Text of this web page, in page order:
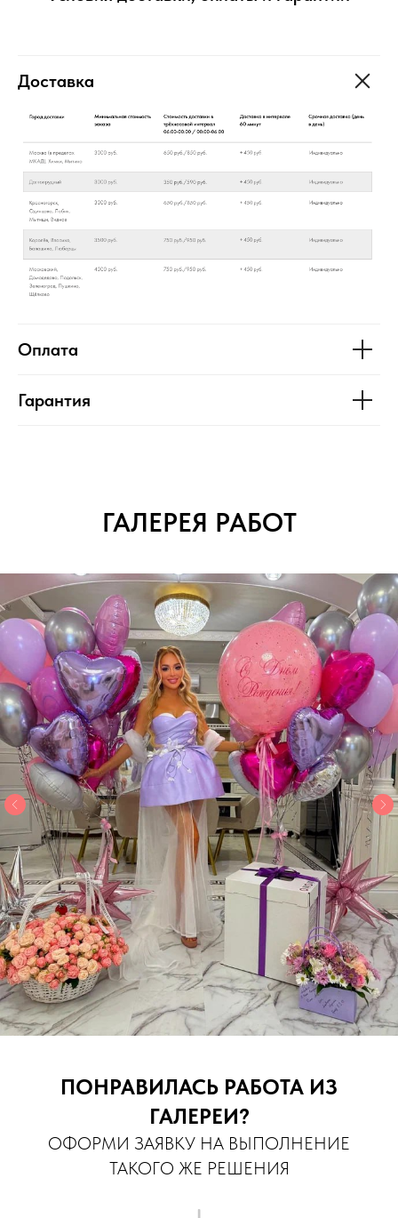
Доставка
Оплата
Гарантия
ГАЛЕРЕЯ РАБОТ
ПОНРАВИЛАСЬ РАБОТА ИЗ
ГАЛЕРЕИ?
ОФОРМИ ЗАЯВКУ НА ВЫПОЛНЕНИЕ
ТАКОГО ЖЕ РЕШЕНИЯ